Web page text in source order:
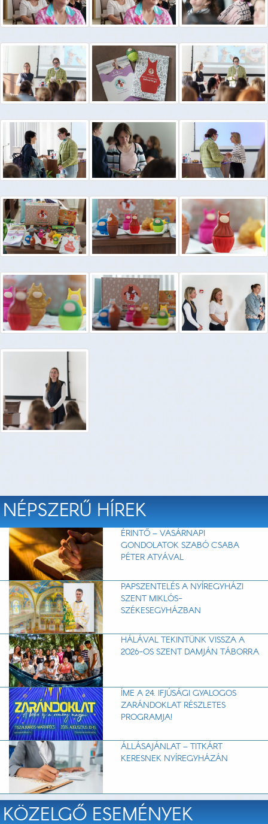
NÉPSZERŰ HÍREK
ÉRINTŐ – VASÁRNAPI
GONDOLATOK SZABÓ CSABA
PÉTER ATYÁVAL
PAPSZENTELÉS A NYÍREGYHÁZI
SZENT MIKLÓS-
SZÉKESEGYHÁZBAN
HÁLÁVAL TEKINTÜNK VISSZA A
2026-OS SZENT DAMJÁN TÁBORRA
ÍME A 24. IFJÚSÁGI GYALOGOS
ZARÁNDOKLAT RÉSZLETES
PROGRAMJA!
ÁLLÁSAJÁNLAT – TITKÁRT
KERESNEK NYÍREGYHÁZÁN
KÖZELGŐ ESEMÉNYEK